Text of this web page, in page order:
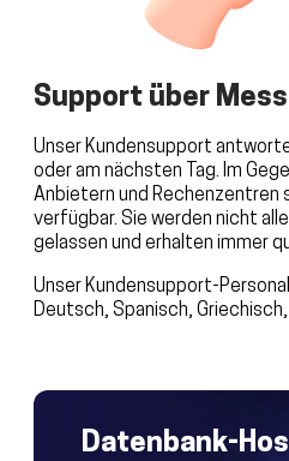
Support über
Unser Kundensupport
oder am nächsten Tag. Im
Anbietern und Rechenzentren
verfügbar. Sie werden nicht
gelassen und erhalten immer
Unser Kundensupport-
Deutsch, Spanisch,
Datenbank-